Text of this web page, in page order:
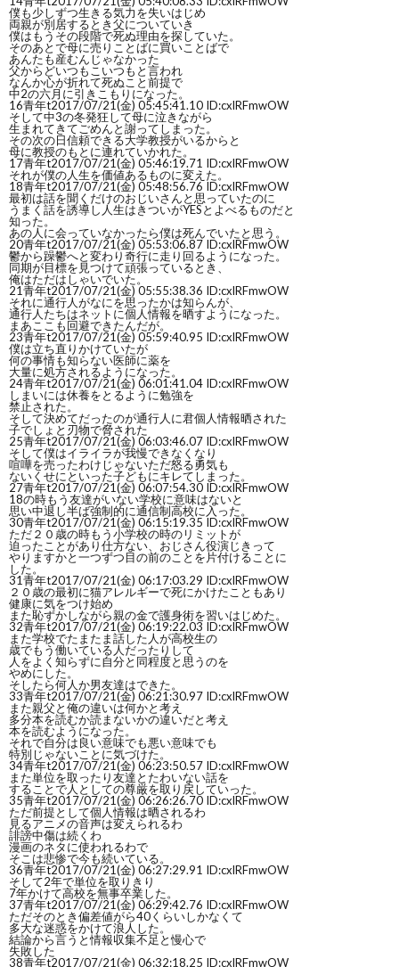
僕も少しずつ生きる気力を失いはじめ
両親が別居するとき父についていき
僕はもうその段階で死ぬ理由を探していた。
そのあとで母に売りことばに買いことばで
あんたも産むんじゃなかった
父からどいつもこいつもと言われ
なんか心が折れて死ぬこと前提で
中2の六月に引きこもりになった。
16青年t2017/07/21(金) 05:45:41.10 ID:cxlRFmwOW
そして中3の冬発狂して母に泣きながら
生まれてきてごめんと謝ってしまった。
その次の日信頼できる大学教授がいるからと
母に教授のもとに連れていかれた。
17青年t2017/07/21(金) 05:46:19.71 ID:cxlRFmwOW
それが僕の人生を価値あるものに変えた。
18青年t2017/07/21(金) 05:48:56.76 ID:cxlRFmwOW
最初は話を聞くだけのおじいさんと思っていたのに
うまく話を誘導し人生はきついがYESとよべるものだと
知った。
あの人に会っていなかったら僕は死んでいたと思う。
20青年t2017/07/21(金) 05:53:06.87 ID:cxlRFmwOW
鬱から躁鬱へと変わり奇行に走り回るようになった。
同期が目標を見つけて頑張っているとき、
俺はただはしゃいでいた。
21青年t2017/07/21(金) 05:55:38.36 ID:cxlRFmwOW
それに通行人がなにを思ったかは知らんが、
通行人たちはネットに個人情報を晒すようになった。
まあここも回避できたんだが。
23青年t2017/07/21(金) 05:59:40.95 ID:cxlRFmwOW
僕は立ち直りかけていたが
何の事情も知らない医師に薬を
大量に処方されるようになった。
24青年t2017/07/21(金) 06:01:41.04 ID:cxlRFmwOW
しまいには休養をとるように勉強を
禁止された。
そして決めてだったのが通行人に君個人情報晒された
子でしょと刃物で脅された
25青年t2017/07/21(金) 06:03:46.07 ID:cxlRFmwOW
そして僕はイライラが我慢できなくなり
喧嘩を売ったわけじゃないただ怒る勇気も
ないくせにといった子どもにキレてしまった。
27青年t2017/07/21(金) 06:07:54.30 ID:cxlRFmwOW
18の時もう友達がいない学校に意味はないと
思い中退し半ば強制的に通信制高校に入った。
30青年t2017/07/21(金) 06:15:19.35 ID:cxlRFmwOW
ただ２０歳の時もう小学校の時のリミットが
迫ったことがあり仕方ない、おじさん役演じきって
やりますかと一つずつ目の前のことを片付けることに
した。
31青年t2017/07/21(金) 06:17:03.29 ID:cxlRFmwOW
２０歳の最初に猫アレルギーで死にかけたこともあり
健康に気をつけ始め
また恥ずかしながら親の金で護身術を習いはじめた。
32青年t2017/07/21(金) 06:19:22.03 ID:cxlRFmwOW
また学校でたまたま話した人が高校生の
歳でもう働いている人だったりして
人をよく知らずに自分と同程度と思うのを
やめにした。
そしたら何人か男友達はできた。
33青年t2017/07/21(金) 06:21:30.97 ID:cxlRFmwOW
また親父と俺の違いは何かと考え
多分本を読むか読まないかの違いだと考え
本を読むようになった。
それで自分は良い意味でも悪い意味でも
特別じゃないことに気づけた。
34青年t2017/07/21(金) 06:23:50.57 ID:cxlRFmwOW
また単位を取ったり友達とたわいない話を
することで人としての尊厳を取り戻していった。
35青年t2017/07/21(金) 06:26:26.70 ID:cxlRFmwOW
ただ前提として個人情報は晒されるわ
見るアニメの音声は変えられるわ
誹謗中傷は続くわ
漫画のネタに使われるわで
そこは悲惨で今も続いている。
36青年t2017/07/21(金) 06:27:29.91 ID:cxlRFmwOW
そして2年で単位を取りきり
7年かけて高校を無事卒業した。
37青年t2017/07/21(金) 06:29:42.76 ID:cxlRFmwOW
ただそのとき偏差値がら40くらいしかなくて
多大な迷惑をかけて浪人した。
結論から言うと情報収集不足と慢心で
失敗した
38青年t2017/07/21(金) 06:32:18.25 ID:cxlRFmwOW